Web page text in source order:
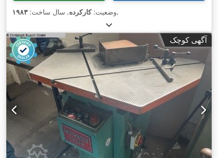
وضعیت:کارکرده, سال ساخت: ۱۹۸۳ ,
آگهی کوچک